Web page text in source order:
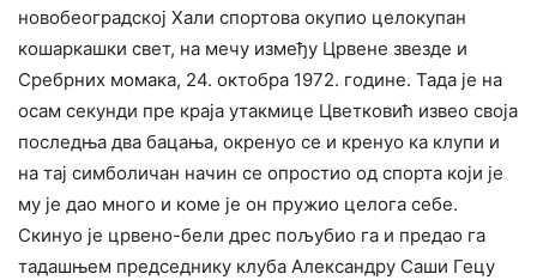
новобеоградској Хали спортова окупио целокупан
кошаркашки свет, на мечу између Црвене звезде и
Сребрних момака, 24. октобра 1972. године. Тада је на
осам секунди пре краја утакмице Цветковић извео своја
последња два бацања, окренуо се и кренуо ка клупи и
на тај симболичан начин се опростио од спорта који је
му је дао много и коме је он пружио целога себе.
Скинуо је црвено-бели дрес пољубио га и предао га
тадашњем председнику клуба Александру Саши Гецу